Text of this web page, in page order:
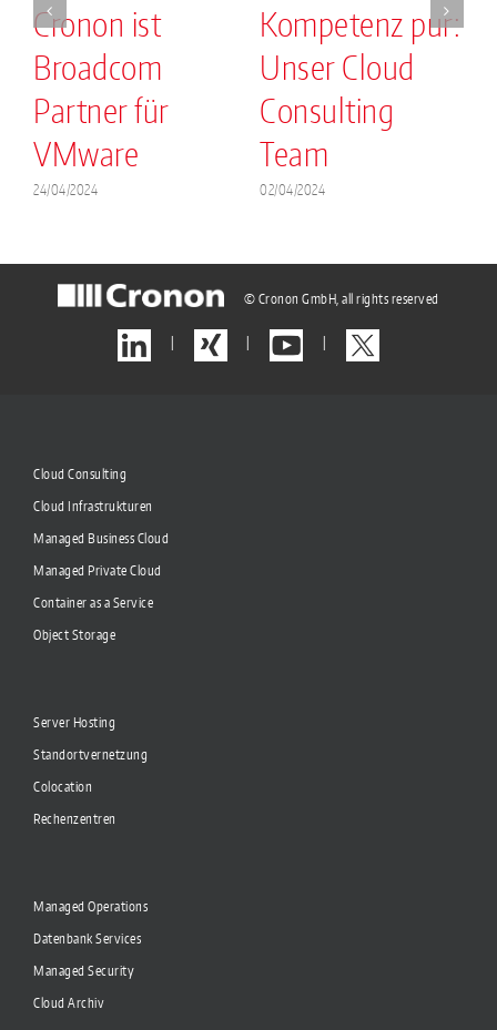
Cronon ist
Broadcom
Partner für
VMware
24/04/2024
Kompetenz pur:
Unser Cloud
Consulting
Team
02/04/2024
© Cronon GmbH, all rights reserved
Cloud Consulting
Cloud Infrastrukturen
Managed Business Cloud
Managed Private Cloud
Container as a Service
Object Storage
Server Hosting
Standortvernetzung
Colocation
Rechenzentren
Managed Operations
Datenbank Services
Managed Security
Cloud Archiv